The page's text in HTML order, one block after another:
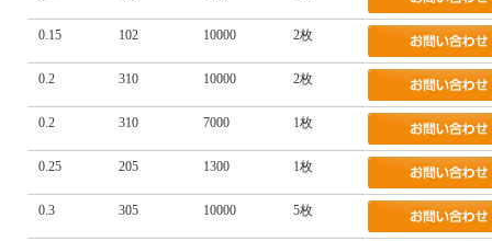
0.15 102 10000 2枚
0.2 310 10000 2枚
0.2 310 7000 1枚
0.25 205 1300 1枚
0.3 305 10000 5枚